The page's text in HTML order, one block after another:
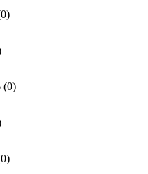
0)
(0)
0)